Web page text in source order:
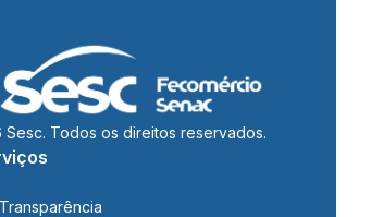
Todos os direitos reservados.
Transparência